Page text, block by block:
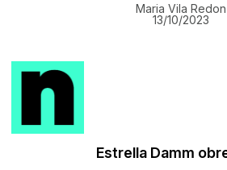
Maria Vila Redon
13/10/2023
Estrella Damm